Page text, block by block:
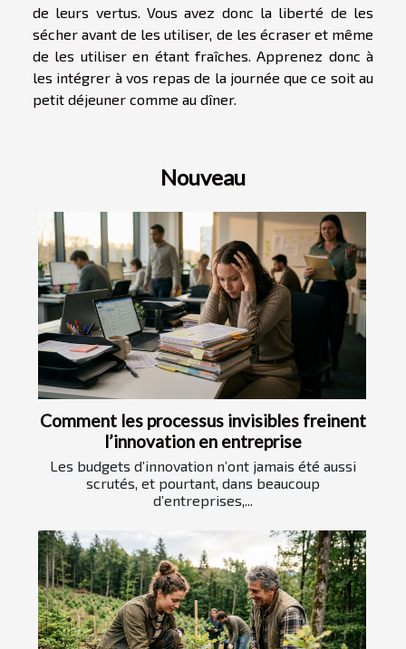
de leurs vertus. Vous avez donc la liberté de les
sécher avant de les utiliser, de les écraser et même
de les utiliser en étant fraîches. Apprenez donc à
les intégrer à vos repas de la journée que ce soit au
petit déjeuner comme au dîner.
Nouveau
Comment les processus invisibles freinent
l’innovation en entreprise
Les budgets d’innovation n’ont jamais été aussi
scrutés, et pourtant, dans beaucoup
d’entreprises,...